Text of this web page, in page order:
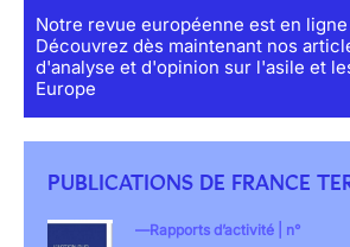
Notre revue européenne est en ligne
Découvrez dès maintenant nos
d'analyse et d'opinion sur l'asile et
Europe
PUBLICATIONS DE FRANCE
Rapports d’activité | n°